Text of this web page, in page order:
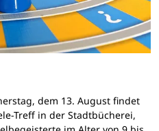
dem 13. August findet
Treff in der Stadtbücherei,